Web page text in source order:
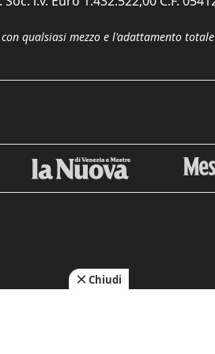
qualsiasi mezzo e l'adattamento
Chiudi